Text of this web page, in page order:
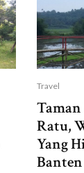
Travel
Ratu,
Yang
Banten